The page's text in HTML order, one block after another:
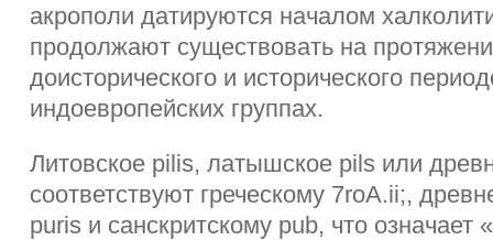
акрополи датируются началом
продолжают существовать на
доисторического и исторического
индоевропейских группах.
Литовское pilis, латышское pils или
соответствуют греческому 7roA.ii;,
puris и санскритскому pub, что означает